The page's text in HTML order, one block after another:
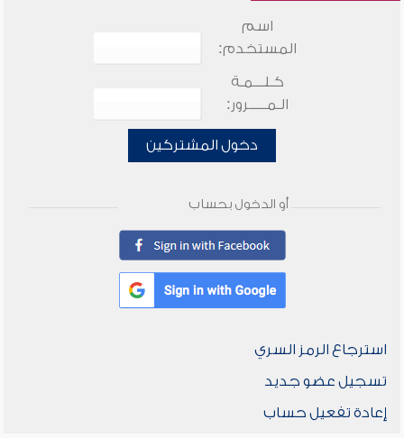
اسم
المستخدم:
كـلـــمـة
الـمـــــرور:
دخول المشتركين
أو الدخول بحساب
استرجاع الرمز السري
تسجيل عضو جديد
إعادة تفعيل حساب